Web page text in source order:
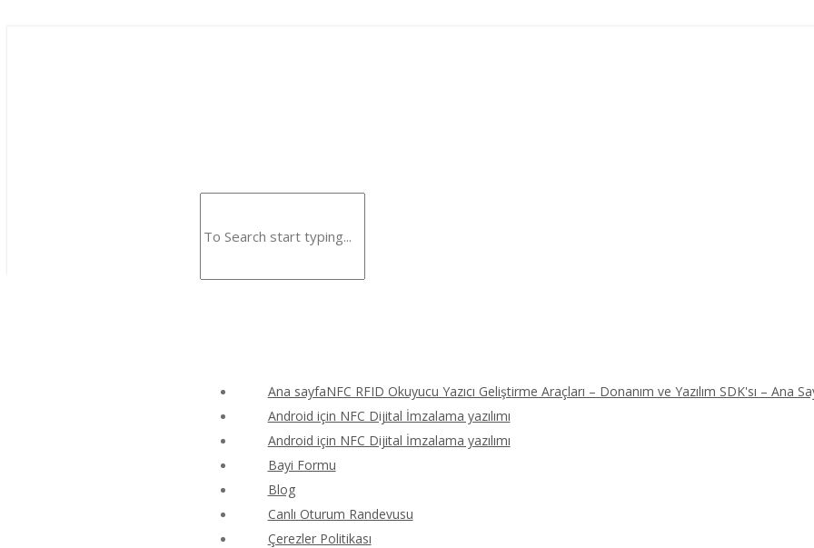
Ana sayfaNFC RFID Okuyucu Yazıcı Geliştirme Araçları – Donanım ve Yazılım SDK'sı – Ana
Android için NFC Dijital İmzalama yazılımı
Android için NFC Dijital İmzalama yazılımı
Bayi Formu
Blog
Canlı Oturum Randevusu
Çerezler Politikası